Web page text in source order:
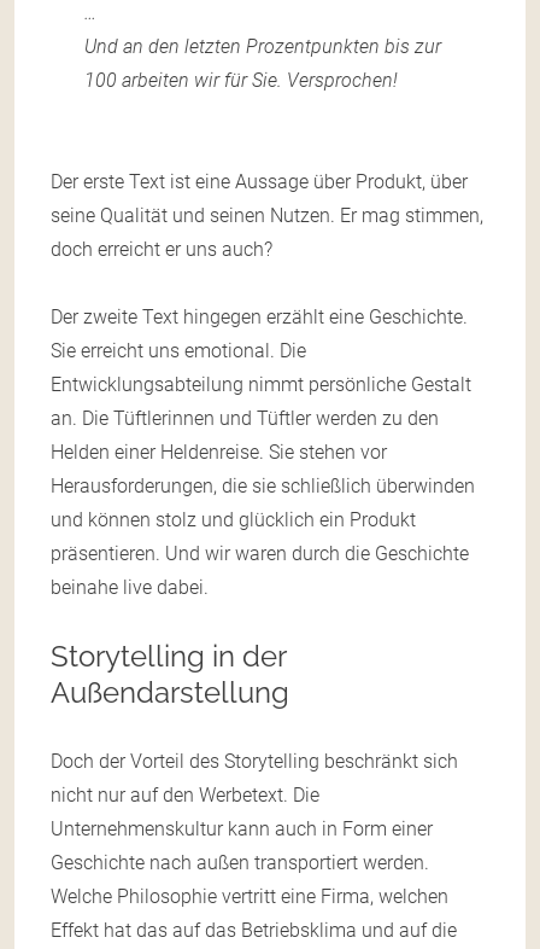
…
Und an den letzten Prozentpunkten bis zur
100 arbeiten wir für Sie. Versprochen!
Der erste Text ist eine Aussage über Produkt, über
seine Qualität und seinen Nutzen. Er mag stimmen,
doch erreicht er uns auch?
Der zweite Text hingegen erzählt eine Geschichte.
Sie erreicht uns emotional. Die
Entwicklungsabteilung nimmt persönliche Gestalt
an. Die Tüftlerinnen und Tüftler werden zu den
Helden einer Heldenreise. Sie stehen vor
Herausforderungen, die sie schließlich überwinden
und können stolz und glücklich ein Produkt
präsentieren. Und wir waren durch die Geschichte
beinahe live dabei.
Storytelling in der
Außendarstellung
Doch der Vorteil des Storytelling beschränkt sich
nicht nur auf den Werbetext. Die
Unternehmenskultur kann auch in Form einer
Geschichte nach außen transportiert werden.
Welche Philosophie vertritt eine Firma, welchen
Effekt hat das auf das Betriebsklima und auf die